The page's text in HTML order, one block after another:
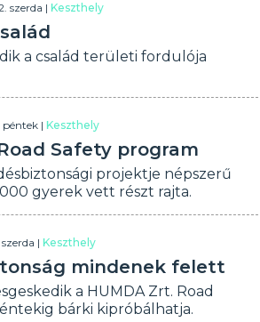
szerda |Keszthely
a család területi fordulója
péntek |Keszthely
Safety program
projektje népszerű
gyerek vett részt rajta.
szerda |Keszthely
mindenek felett
a HUMDA Zrt. Road
bárki kipróbálhatja.